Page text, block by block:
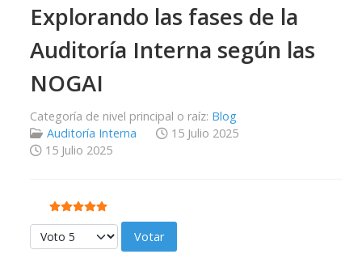
Explorando las fases de la
Auditoría Interna según las
NOGAI
Categoría de nivel principal o raíz: Blog
Auditoría Interna
15 Julio 2025
15 Julio 2025
Ratio:5/5
Por favor, vote